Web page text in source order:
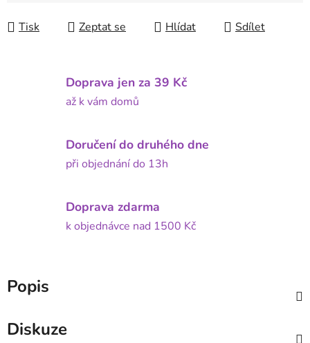
Tisk Zeptat se Hlídat Sdílet
Doprava jen za 39 Kč
až k vám domů
Doručení do druhého dne
při objednání do 13h
Doprava zdarma
k objednávce nad 1500 Kč
Popis
Diskuze